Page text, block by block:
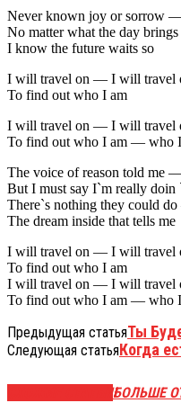
Never known joy or sorrow
No matter what the day brings
I know the future waits so
I will travel on — I will travel
To find out who I am
I will travel on — I will travel
To find out who I am — who
The voice of reason told me
But I must say I`m really
There`s nothing they could
The dream inside that tells me
I will travel on — I will travel
To find out who I am
I will travel on — I will travel
To find out who I am — who
Предыдущая статьяТы
Следующая статьяКогда
БОЛЬШЕ